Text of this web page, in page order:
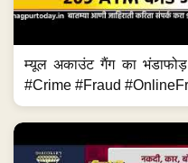
म्यूल अकाउंट गैंग का भंडाफोड़,
#Crime #Fraud